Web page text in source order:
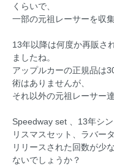
くらいで、
一部の元祖レーサーを収
13年以降は何度か再販さ
ましたね。
アップルカーの正規品は
術はありませんが、
それ以外の元祖レーサー
Speedway set 、13年シ
リスマスセット、ラバー
リリースされた回数が少
ないでしょうか？